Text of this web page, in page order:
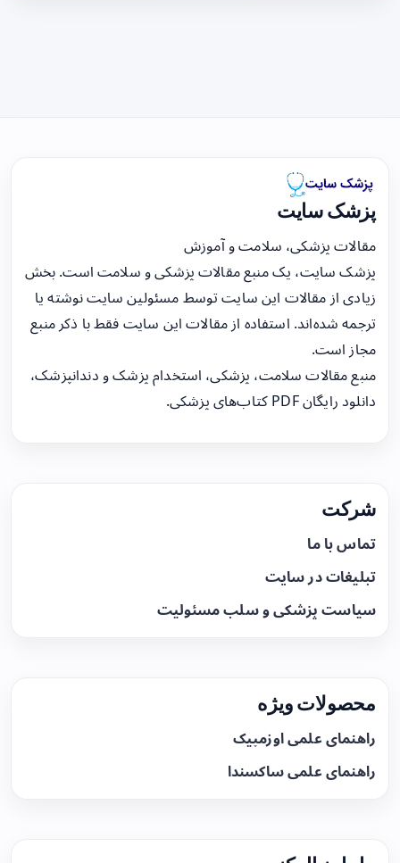
پزشک سایت
مقالات پزشکی، سلامت و آموزش
پزشک سایت، یک منبع مقالات پزشکی و سلامت است. بخش
زیادی از مقالات این سایت توسط مسئولین سایت نوشته یا
ترجمه شده‌اند. استفاده از مقالات این سایت فقط با ذکر منبع
مجاز است.
منبع مقالات سلامت، پزشکی، استخدام پزشک و دندانپزشک،
دانلود رایگان PDF کتاب‌های پزشکی.
شرکت
تماس با ما
تبلیغات در سایت
سیاست پزشکی و سلب مسئولیت
محصولات ویژه
راهنمای علمی اوزمپیک
راهنمای علمی ساکسندا